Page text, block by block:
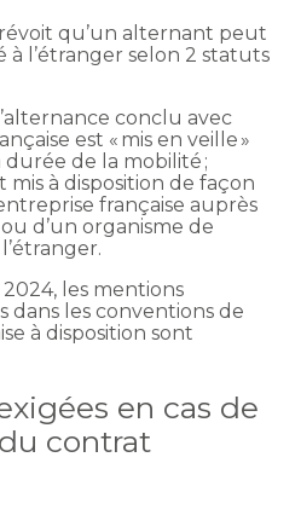
qu’un alternant peut
l’étranger selon 2 statuts
conclu avec
est « mis en veille »
de la mobilité ;
mis à disposition de façon
française auprès
d’un organisme de
les mentions
dans les conventions de
à disposition sont
en cas de
contrat